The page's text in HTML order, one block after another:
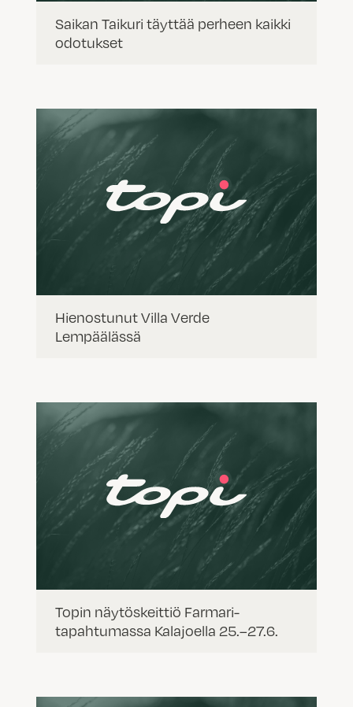
Saikan Taikuri täyttää perheen kaikki
odotukset
Hienostunut Villa Verde
Lempäälässä
Topin näytöskeittiö Farmari-
tapahtumassa Kalajoella 25.–27.6.